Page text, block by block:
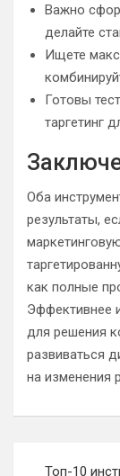
Важно
делайте
Ищете
Готовы
таргетинг
Оба
результаты,
как полные
Эффективнее
для решения
развиваться
на изменения
Топ-10